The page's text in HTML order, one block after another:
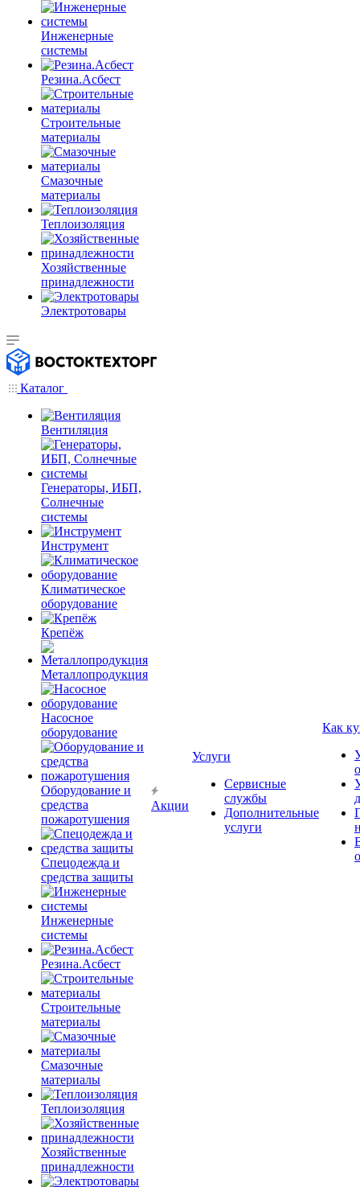
Инженерные
системы
Резина.Асбест
Строительные
материалы
Смазочные
материалы
Теплоизоляция
Хозяйственные
принадлежности
Электротовары
Каталог
Вентиляция
Генераторы, ИБП,
Солнечные
системы
Инструмент
Климатическое
оборудование
Крепёж
Металлопродукция
Насосное
оборудование
Оборудование и
средства
пожаротушения
Спецодежда и
средства защиты
Инженерные
системы
Резина.Асбест
Строительные
материалы
Смазочные
материалы
Теплоизоляция
Хозяйственные
принадлежности
Акции
Услуги
Сервисные
службы
Дополнительные
услуги
Как